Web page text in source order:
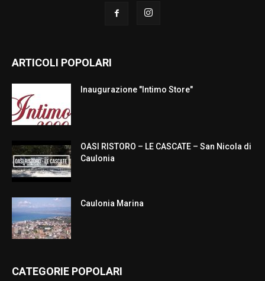
ARTICOLI POPOLARI
Inaugurazione "Intimo Store"
OASI RISTORO – LE CASCATE – San Nicola di
Caulonia
Caulonia Marina
CATEGORIE POPOLARI